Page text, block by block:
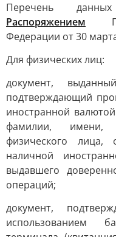
Перечень
Распоряжением
Федерации от 30
Для физических лиц:
документ,
подтверждающий
иностранной
фамилии, имени,
физического лица,
наличной
выдавшего
операций;
документ,
использованием